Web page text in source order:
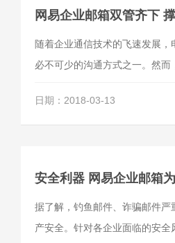
网易企业邮箱双管齐下
随着企业通信技术的飞速发展，
必不可少的沟通方式之一。然而
和诈骗邮件，给企业带来严重的
易企业邮箱已全面布局高度安全
面全力防御。
日期：2018-03-13
安全利器 网易企业邮箱
据了解，钓鱼邮件、诈骗邮件严
产安全。针对各企业面临的安全